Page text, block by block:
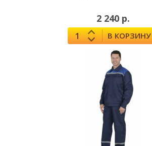
2 240 р.
В КОРЗИНУ